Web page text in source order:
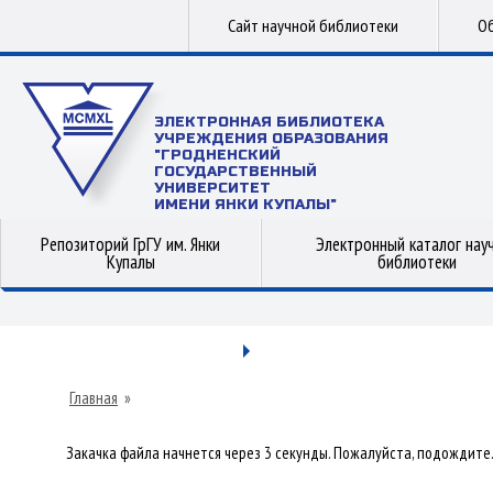
Сайт научной библиотеки
ЭЛЕКТРОННАЯ БИБЛИОТЕКА
УЧРЕЖДЕНИЯ ОБРАЗОВАНИЯ
"ГРОДНЕНСКИЙ
ГОСУДАРСТВЕННЫЙ
УНИВЕРСИТЕТ
ИМЕНИ ЯНКИ КУПАЛЫ"
Репозиторий ГрГУ им. Янки
Купалы
Электронный каталог
библиотеки
Главная »
Закачка файла начнется через 3 секунды. Пожалуйста, подождите.